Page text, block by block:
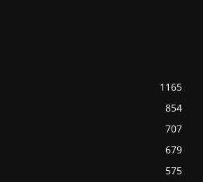
1165
854
707
679
575